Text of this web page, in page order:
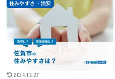
住みやすさ・治安
2024.12.27